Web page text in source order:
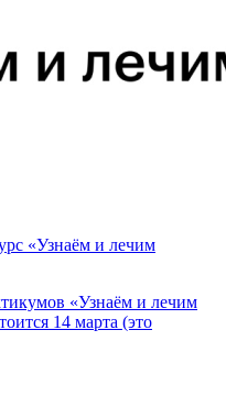
«Узнаём и лечим
«Узнаём и лечим
14 марта (это